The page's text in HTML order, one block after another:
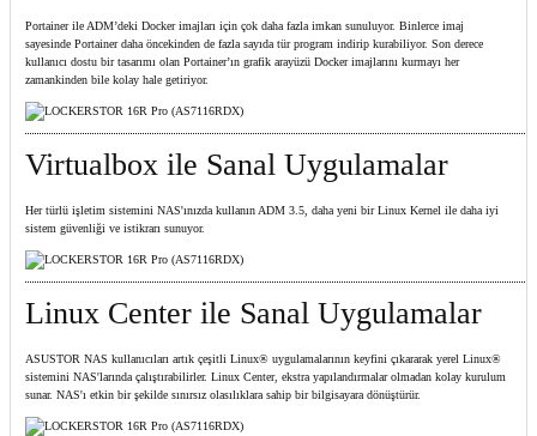
Portainer ile ADM’deki Docker imajları için çok daha fazla imkan sunuluyor. Binlerce imaj
sayesinde Portainer daha öncekinden de fazla sayıda tür program indirip kurabiliyor. Son derece
kullanıcı dostu bir tasarımı olan Portainer’ın grafik arayüzü Docker imajlarını kurmayı her
zamankinden bile kolay hale getiriyor.
Virtualbox ile Sanal Uygulamalar
Her türlü işletim sistemini NAS'ınızda kullanın ADM 3.5, daha yeni bir Linux Kernel ile daha iyi
sistem güvenliği ve istikrarı sunuyor.
Linux Center ile Sanal Uygulamalar
ASUSTOR NAS kullanıcıları artık çeşitli Linux® uygulamalarının keyfini çıkararak yerel Linux®
sistemini NAS'larında çalıştırabilirler. Linux Center, ekstra yapılandırmalar olmadan kolay kurulum
sunar. NAS'ı etkin bir şekilde sınırsız olasılıklara sahip bir bilgisayara dönüştürür.